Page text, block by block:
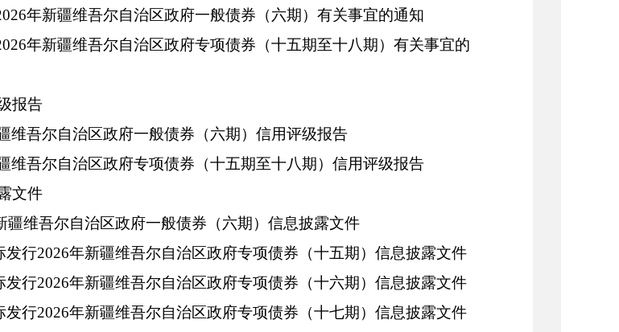
年新疆维吾尔自治区政府一般债券（六期）有关事宜的通知
年新疆维吾尔自治区政府专项债券（十五期至十八期）有关事宜的
报告
维吾尔自治区政府一般债券（六期）信用评级报告
维吾尔自治区政府专项债券（十五期至十八期）信用评级报告
文件
疆维吾尔自治区政府一般债券（六期）信息披露文件
发行2026年新疆维吾尔自治区政府专项债券（十五期）信息披露文件
发行2026年新疆维吾尔自治区政府专项债券（十六期）信息披露文件
发行2026年新疆维吾尔自治区政府专项债券（十七期）信息披露文件